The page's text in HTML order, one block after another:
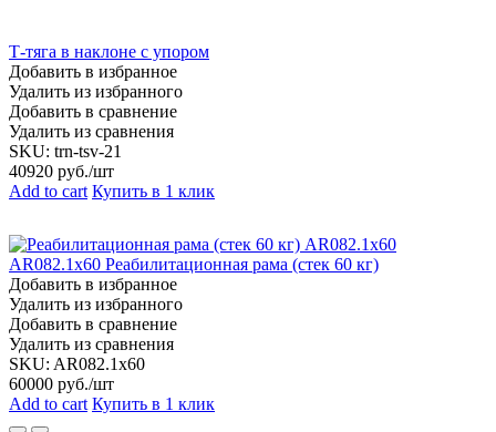
Т-тяга в наклоне с упором
Добавить в избранное
Удалить из избранного
Добавить в сравнение
Удалить из сравнения
SKU: trn-tsv-21
40920 руб./шт
Add to cart Купить в 1 клик
AR082.1х60 Реабилитационная рама (стек 60 кг)
Добавить в избранное
Удалить из избранного
Добавить в сравнение
Удалить из сравнения
SKU: AR082.1х60
60000 руб./шт
Add to cart Купить в 1 клик